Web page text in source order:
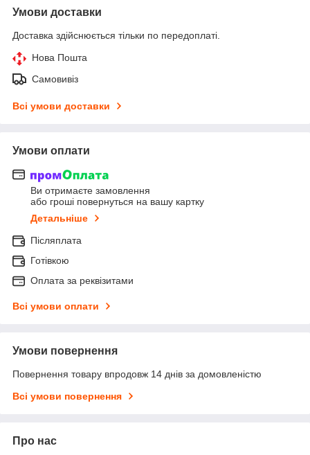
Умови доставки
Доставка здійснюється тільки по передоплаті.
Нова Пошта
Самовивіз
Всі умови доставки
Умови оплати
Ви отримаєте замовлення
або гроші повернуться на вашу картку
Детальніше
Післяплата
Готівкою
Оплата за реквізитами
Всі умови оплати
Умови повернення
Повернення товару впродовж 14 днів за домовленістю
Всі умови повернення
Про нас